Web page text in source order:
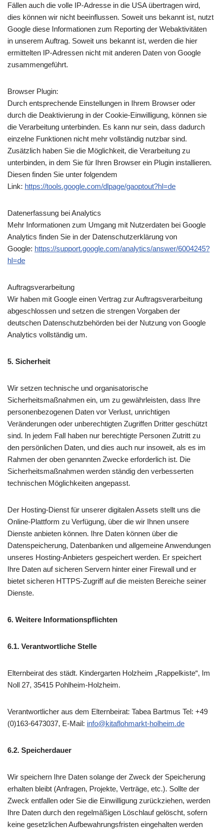
Fällen auch die volle IP-Adresse in die USA übertragen wird,
dies können wir nicht beeinflussen. Soweit uns bekannt ist, nutzt
Google diese Informationen zum Reporting der Webaktivitäten
in unserem Auftrag. Soweit uns bekannt ist, werden die hier
ermittelten IP-Adressen nicht mit anderen Daten von Google
zusammengeführt.
Browser Plugin:
Durch entsprechende Einstellungen in Ihrem Browser oder
durch die Deaktivierung in der Cookie-Einwilligung, können sie
die Verarbeitung unterbinden. Es kann nur sein, dass dadurch
einzelne Funktionen nicht mehr vollständig nutzbar sind.
Zusätzlich haben Sie die Möglichkeit, die Verarbeitung zu
unterbinden, in dem Sie für Ihren Browser ein Plugin installieren.
Diesen finden Sie unter folgendem
Link: https://tools.google.com/dlpage/gaoptout?hl=de
Datenerfassung bei Analytics
Mehr Informationen zum Umgang mit Nutzerdaten bei Google
Analytics finden Sie in der Datenschutzerklärung von
Google: https://support.google.com/analytics/answer/6004245?
hl=de
Auftragsverarbeitung
Wir haben mit Google einen Vertrag zur Auftragsverarbeitung
abgeschlossen und setzen die strengen Vorgaben der
deutschen Datenschutzbehörden bei der Nutzung von Google
Analytics vollständig um.
5. Sicherheit
Wir setzen technische und organisatorische
Sicherheitsmaßnahmen ein, um zu gewährleisten, dass Ihre
personenbezogenen Daten vor Verlust, unrichtigen
Veränderungen oder unberechtigten Zugriffen Dritter geschützt
sind. In jedem Fall haben nur berechtigte Personen Zutritt zu
den persönlichen Daten, und dies auch nur insoweit, als es im
Rahmen der oben genannten Zwecke erforderlich ist. Die
Sicherheitsmaßnahmen werden ständig den verbesserten
technischen Möglichkeiten angepasst.
Der Hosting-Dienst für unserer digitalen Assets stellt uns die
Online-Plattform zu Verfügung, über die wir Ihnen unsere
Dienste anbieten können. Ihre Daten können über die
Datenspeicherung, Datenbanken und allgemeine Anwendungen
unseres Hosting-Anbieters gespeichert werden. Er speichert
Ihre Daten auf sicheren Servern hinter einer Firewall und er
bietet sicheren HTTPS-Zugriff auf die meisten Bereiche seiner
Dienste.
6. Weitere Informationspflichten
6.1. Verantwortliche Stelle
Elternbeirat des städt. Kindergarten Holzheim „Rappelkiste“, Im
Noll 27, 35415 Pohlheim-Holzheim.
Verantwortlicher aus dem Elternbeirat: Tabea Bartmus Tel: +49
(0)163-6473037, E-Mail: info@kitaflohmarkt-holheim.de
6.2. Speicherdauer
Wir speichern Ihre Daten solange der Zweck der Speicherung
erhalten bleibt (Anfragen, Projekte, Verträge, etc.). Sollte der
Zweck entfallen oder Sie die Einwilligung zurückziehen, werden
Ihre Daten durch den regelmäßigen Löschlauf gelöscht, sofern
keine gesetzlichen Aufbewahrungsfristen eingehalten werden